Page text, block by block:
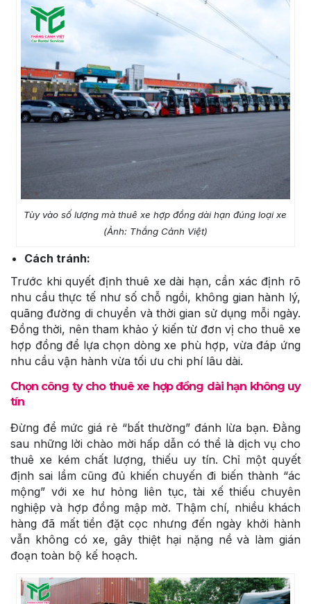
Tùy vào số lượng mà thuê xe hợp đồng dài hạn đúng loại xe
(Ảnh: Thắng Cảnh Việt)
Cách tránh:
Trước khi quyết định thuê xe dài hạn, cần xác định rõ
nhu cầu thực tế như số chỗ ngồi, không gian hành lý,
quãng đường di chuyển và thời gian sử dụng mỗi ngày.
Đồng thời, nên tham khảo ý kiến từ đơn vị cho thuê xe
hợp đồng để lựa chọn dòng xe phù hợp, vừa đáp ứng
nhu cầu vận hành vừa tối ưu chi phí lâu dài.
Chọn công ty cho thuê xe hợp đồng dài hạn không uy
tín
Đừng để mức giá rẻ “bất thường” đánh lừa bạn. Đằng
sau những lời chào mời hấp dẫn có thể là dịch vụ cho
thuê xe kém chất lượng, thiếu uy tín. Chỉ một quyết
định sai lầm cũng đủ khiến chuyến đi biến thành “ác
mộng” với xe hư hỏng liên tục, tài xế thiếu chuyên
nghiệp và hợp đồng mập mờ. Thậm chí, nhiều khách
hàng đã mất tiền đặt cọc nhưng đến ngày khởi hành
vẫn không có xe, gây thiệt hại nặng nề và làm gián
đoạn toàn bộ kế hoạch.